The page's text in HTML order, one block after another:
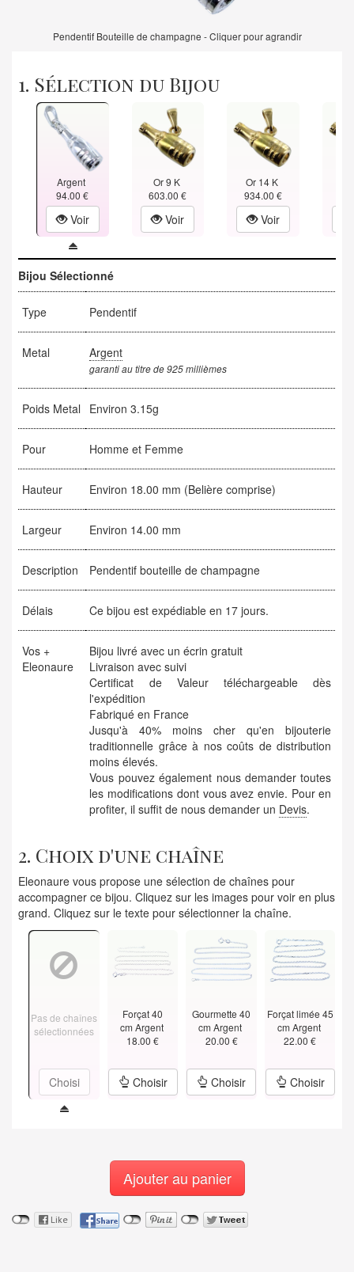
Pendentif Bouteille de champagne - Cliquer pour agrandir
1. Sélection du Bijou
Argent
94.00 €
Voir
Or 9 K
603.00 €
Voir
Or 14 K
934.00 €
Voir
Bijou Sélectionné
Type Pendentif
Metal Argent
garanti au titre de 925 millièmes
Poids Metal Environ 3.15g
Pour Homme et Femme
Hauteur Environ 18.00 mm (Belière comprise)
Largeur Environ 14.00 mm
Description Pendentif bouteille de champagne
Délais Ce bijou est expédiable en 17 jours.
Vos +
Eleonaure
Bijou livré avec un écrin gratuit
Livraison avec suivi
Certificat de Valeur téléchargeable dès
l'expédition
Fabriqué en France
Jusqu'à 40% moins cher qu'en bijouterie
traditionnelle grâce à nos coûts de distribution
moins élevés.
Vous pouvez également nous demander toutes
les modifications dont vous avez envie. Pour en
profiter, il suffit de nous demander un Devis.
2. Choix d'une chaîne
Eleonaure vous propose une sélection de chaînes pour
accompagner ce bijou. Cliquez sur les images pour voir en plus
grand. Cliquez sur le texte pour sélectionner la chaîne.
Pas de chaînes
sélectionnées
Choisi
Forçat 40
cm Argent
18.00 €
Choisir
Gourmette 40
cm Argent
20.00 €
Choisir
Forçat limée 45
cm Argent
22.00 €
Choisir
Ajouter au panier